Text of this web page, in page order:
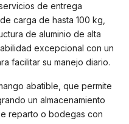
de entrega
carga de hasta 100 kg,
de aluminio de alta
excepcional con un
facilitar su manejo diario.
abatible, que permite
un almacenamiento
reparto o bodegas con